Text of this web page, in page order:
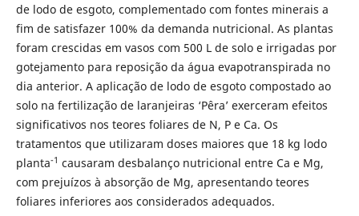
de lodo de esgoto, complementado com fontes minerais a
fim de satisfazer 100% da demanda nutricional. As plantas
foram crescidas em vasos com 500 L de solo e irrigadas por
gotejamento para reposição da água evapotranspirada no
dia anterior. A aplicação de lodo de esgoto compostado ao
solo na fertilização de laranjeiras ‘Pêra’ exerceram efeitos
significativos nos teores foliares de N, P e Ca. Os
tratamentos que utilizaram doses maiores que 18 kg lodo
planta-1 causaram desbalanço nutricional entre Ca e Mg,
com prejuízos à absorção de Mg, apresentando teores
foliares inferiores aos considerados adequados.